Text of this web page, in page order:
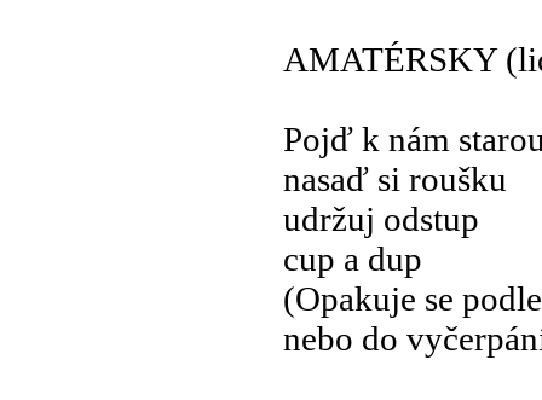
AMATÉRSKY
Pojď k nám
nasaď si roušku
udržuj odstup
cup a dup
(Opakuje se
nebo do